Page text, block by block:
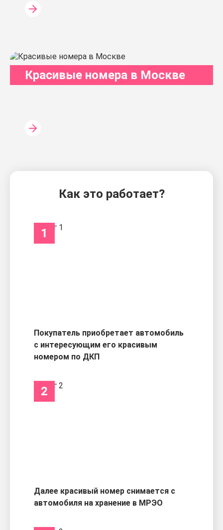
Красивые номера в Москве
Как это работает?
1
Покупатель приобретает автомобиль
с интересующим его красивым
номером по ДКП
2
Далее красивый номер снимается с
автомобиля на хранение в МРЭО